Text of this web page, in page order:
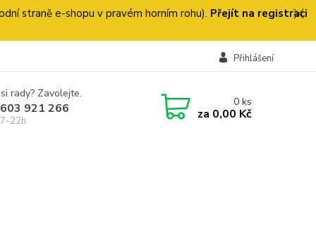
straně e-shopu v pravém horním rohu). Přejít na registraci
Přihlášení
rady? Zavolejte.
921 266
22h
0ks
za 0,00 Kč